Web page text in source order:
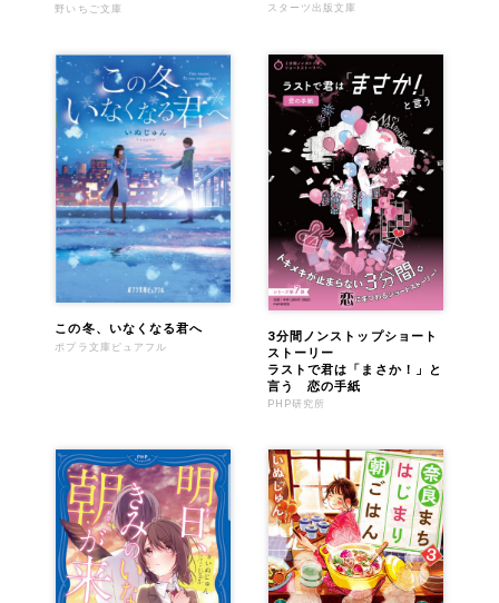
野いちご文庫 スターツ出版文庫
この冬、いなくなる君へ
ポプラ文庫ピュアフル
3分間ノンストップショート
ストーリー
ラストで君は「まさか！」と
言う 恋の手紙
PHP研究所